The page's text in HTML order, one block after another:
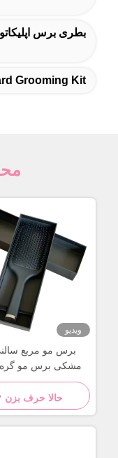
بطری برس اپلیکاتور رنگ مو ۱۲۰ میلی‌لیتری,شانه بطری رنگ مو
Grooming Kit
ویدیو
برس مو مربع
مشکی برس مو گره
حالا حرف بزن